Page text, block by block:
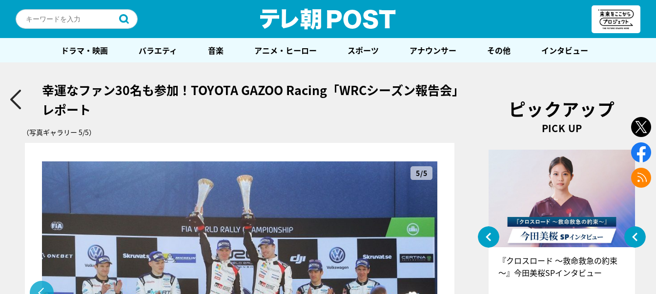
ドラマ・映画 バラエティ 音楽 アニメ・ヒーロー スポーツ アナウンサー その他 インタビュー
幸運なファン30名も参加！TOYOTA GAZOO Racing「WRCシーズン報告会」
レポート
（写真ギャラリー 5/5）
5/5
ピックアップ
PICK UP
『アイ＝ラブ！げーみんぐ』＝LOV
E齋藤樹愛羅＆佐々木舞香SPインタ
ビュー
『クロスロード ～救命救急の約束
～』今田美桜SPインタビュー